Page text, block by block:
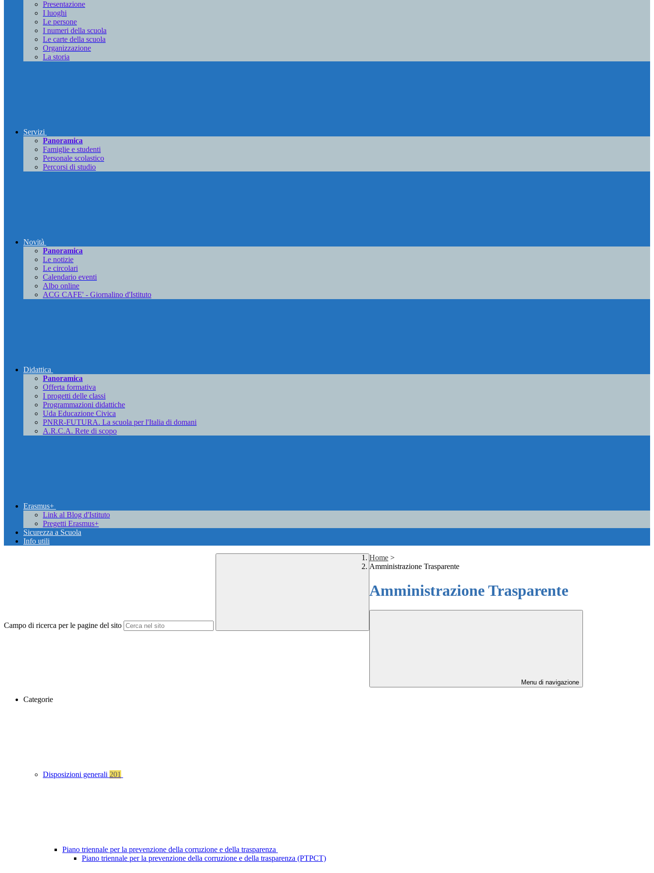
Presentazione
I luoghi
Le persone
I numeri della scuola
Le carte della scuola
Organizzazione
La storia
Servizi
Panoramica
Famiglie e studenti
Personale scolastico
Percorsi di studio
Novità
Panoramica
Le notizie
Le circolari
Calendario eventi
Albo online
ACG CAFE' - Giornalino d'Istituto
Didattica
Panoramica
Offerta formativa
I progetti delle classi
Programmazioni didattiche
Uda Educazione Civica
PNRR-FUTURA. La scuola per l'Italia di domani
A.R.C.A. Rete di scopo
Erasmus+
Link al Blog d'Istituto
Pregetti Erasmus+
Sicurezza a Scuola
Info utili
Campo di ricerca per le pagine del sito
Home >
Amministrazione Trasparente
Amministrazione Trasparente
Menu di navigazione
Categorie
Disposizioni generali 201
Piano triennale per la prevenzione della corruzione e della trasparenza
Piano triennale per la prevenzione della corruzione e della trasparenza (PTPCT)